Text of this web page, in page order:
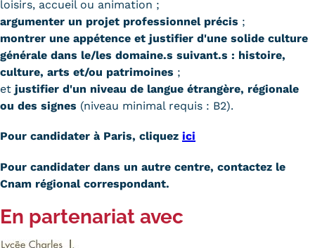
loisirs, accueil ou animation ;
argumenter un projet professionnel précis ;
montrer une appétence et justifier d'une solide culture
générale dans le/les domaine.s suivant.s : histoire,
culture, arts et/ou patrimoines ;
et justifier d'un niveau de langue étrangère, régionale
ou des signes (niveau minimal requis : B2).
Pour candidater à Paris, cliquez ici
Pour candidater dans un autre centre, contactez le
Cnam régional correspondant.
En partenariat avec